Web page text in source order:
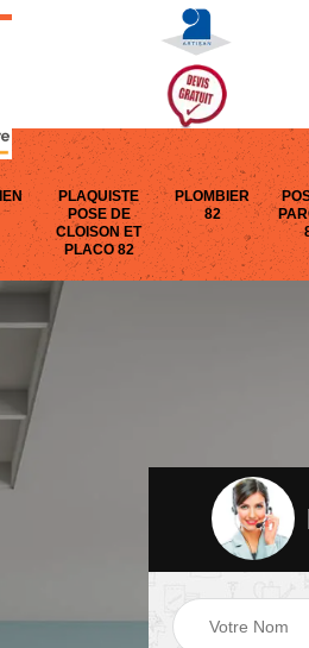
PLAQUISTE
POSE DE
CLOISON ET
PLACO 82
PLOMBIER
82
Carreleur pose de